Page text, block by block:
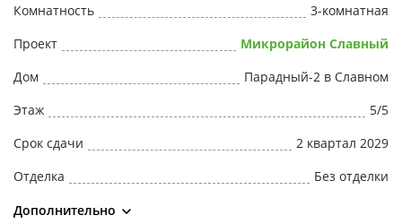
Комнатность
3-комнатная
Проект
Микрорайон Славный
Дом
Парадный-2 в Славном
Этаж
5/5
Срок сдачи
2 квартал 2029
Отделка
Без отделки
Дополнительно